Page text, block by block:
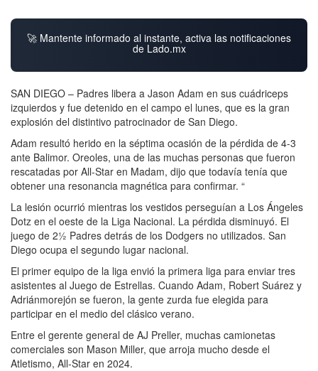
🚀 Mantente informado al instante, activa las notificaciones
de Lado.mx
SAN DIEGO – Padres libera a Jason Adam en sus cuádriceps
izquierdos y fue detenido en el campo el lunes, que es la gran
explosión del distintivo patrocinador de San Diego.
Adam resultó herido en la séptima ocasión de la pérdida de 4-3
ante Balimor. Oreoles, una de las muchas personas que fueron
rescatadas por All-Star en Madam, dijo que todavía tenía que
obtener una resonancia magnética para confirmar. “
La lesión ocurrió mientras los vestidos perseguían a Los Ángeles
Dotz en el oeste de la Liga Nacional. La pérdida disminuyó. El
juego de 2½ Padres detrás de los Dodgers no utilizados. San
Diego ocupa el segundo lugar nacional.
El primer equipo de la liga envió la primera liga para enviar tres
asistentes al Juego de Estrellas. Cuando Adam, Robert Suárez y
Adriánmorejón se fueron, la gente zurda fue elegida para
participar en el medio del clásico verano.
Entre el gerente general de AJ Preller, muchas camionetas
comerciales son Mason Miller, que arroja mucho desde el
Atletismo, All-Star en 2024.